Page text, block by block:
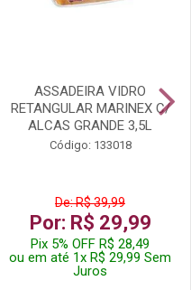
ASSADEIRA VIDRO
RETANGULAR MARINEX C/
ALCAS GRANDE 3,5L
Código: 133018
De: R$ 39,99
Por: R$ 29,99
Pix 5% OFF R$ 28,49
ou em até 1x R$ 29,99 Sem
Juros